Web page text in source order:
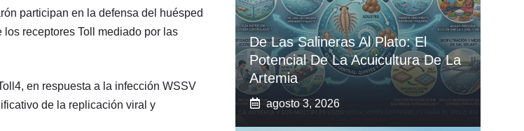
participan en la defensa del huésped
receptores Toll mediado por las
en respuesta a la infección WSSV
de la replicación viral y
De Las Salineras Al Plato: El
Potencial De La Acuicultura De La
Artemia
agosto 3, 2026